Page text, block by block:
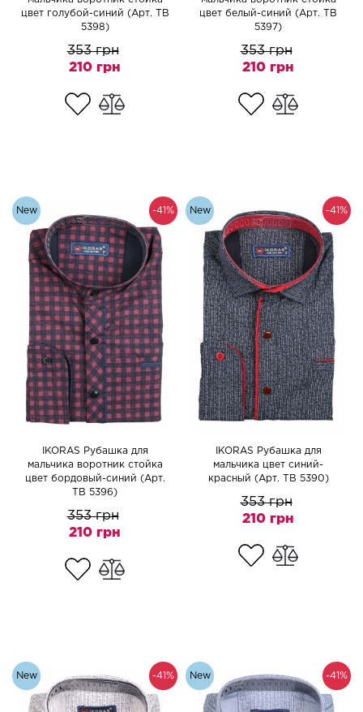
цвет голубой-синий (Арт. TB
5398)
353 грн
210 грн
цвет белый-синий (Арт. TB
5397)
353 грн
210 грн
-41%
New
IKORAS Рубашка для
мальчика воротник стойка
цвет бордовый-синий (Арт.
TB 5396)
353 грн
210 грн
-41%
New
IKORAS Рубашка для
мальчика цвет синий-
красный (Арт. TB 5390)
353 грн
210 грн
-41%
New -41%
New